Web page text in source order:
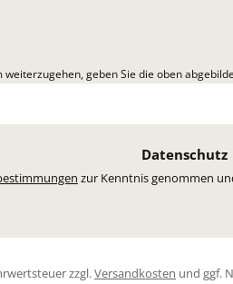
weiterzugehen, geben Sie die oben
Datenschutz
zur Kenntnis genommen
zzgl.Versandkosten und ggf.